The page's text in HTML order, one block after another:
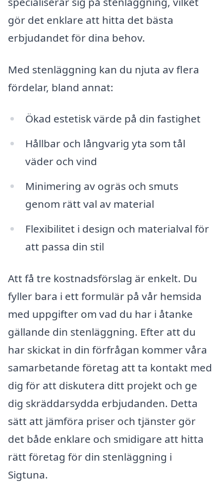
gör det enklare att hitta det bästa
erbjudandet för dina behov.
Med stenläggning kan du njuta av flera
fördelar, bland annat:
Ökad estetisk värde på din fastighet
Hållbar och långvarig yta som tål
väder och vind
Minimering av ogräs och smuts
genom rätt val av material
Flexibilitet i design och materialval för
att passa din stil
Att få tre kostnadsförslag är enkelt. Du
fyller bara i ett formulär på vår hemsida
med uppgifter om vad du har i åtanke
gällande din stenläggning. Efter att du
har skickat in din förfrågan kommer våra
samarbetande företag att ta kontakt med
dig för att diskutera ditt projekt och ge
dig skräddarsydda erbjudanden. Detta
sätt att jämföra priser och tjänster gör
det både enklare och smidigare att hitta
rätt företag för din stenläggning i
Sigtuna.